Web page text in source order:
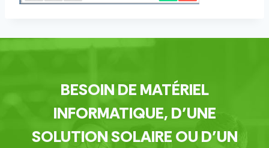
BESOIN DE MATÉRIEL
INFORMATIQUE, D’UNE
SOLUTION SOLAIRE OU D’UN